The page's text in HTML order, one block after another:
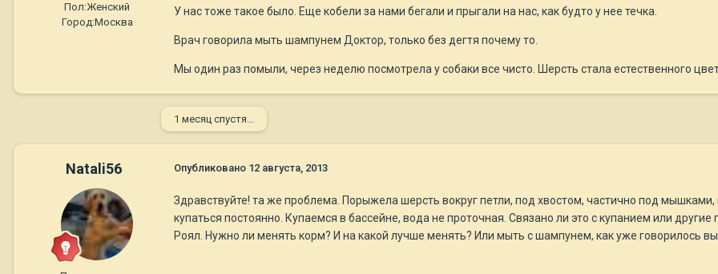
Пол:Женский
Город:Москва
У нас тоже такое было. Еще кобели за нами бегали и прыгали на нас, как будто у нее течка.
Врач говорила мыть шампунем Доктор, только без дегтя почему то.
Мы один раз помыли, через неделю посмотрела у собаки все чисто. Шерсть стала естественного
1 месяц спустя...
Natali56 Опубликовано 12 августа, 2013
Здравствуйте! та же проблема. Порыжела шерсть вокруг петли, под хвостом, частично под
купаться постоянно. Купаемся в бассейне, вода не проточная. Связано ли это с купанием или
Роял. Нужно ли менять корм? И на какой лучше менять? Или мыть с шампунем, как уже говорилось